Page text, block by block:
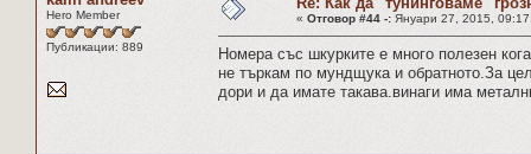
Hero Member
Публикации: 889
« Отговор #44 -: Януари 27, 2015,
Номера със шкурките е много полезен
не търкам по мундщука и обратното.За
дори и да имате такава.винаги има